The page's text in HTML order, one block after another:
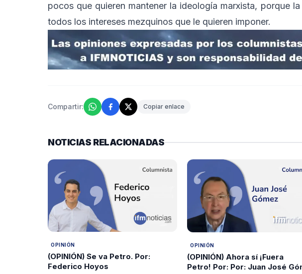
pocos que quieren mantener la ideología marxista, porque
todos los intereses mezquinos que le quieren imponer.
Compartir: Copiar enlace
NOTICIAS RELACIONADAS
OPINIÓN
(OPINIÓN) Se va Petro. Por:
Federico Hoyos
OPINIÓN
(OPINIÓN) Ahora sí ¡Fuera
Petro! Por: Por: Juan José